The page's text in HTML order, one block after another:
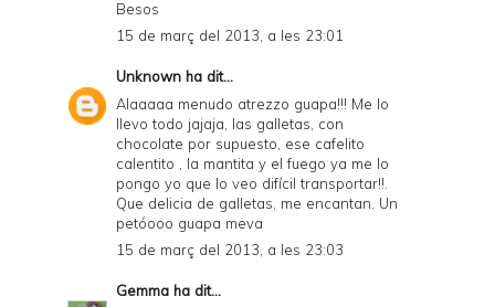
Besos
15 de març del 2013, a les 23:01
Unknown ha dit...
Alaaaaa menudo atrezzo guapa!!! Me lo
llevo todo jajaja, las galletas, con
chocolate por supuesto, ese cafelito
calentito , la mantita y el fuego ya me lo
pongo yo que lo veo difícil transportar!!.
Que delicia de galletas, me encantan. Un
petóooo guapa meva
15 de març del 2013, a les 23:03
Gemma ha dit...